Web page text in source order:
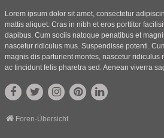
Lorem ipsum dolor sit amet, consectetur
mattis aliquet. Cras in nibh et eros porttitor
dapibus. Cum sociis natoque penatibus et
nascetur ridiculus mus. Suspendisse potenti.
magnis dis parturient montes, nascetur ridiculus
ac tincidunt felis pharetra sed. Aenean viverra
Foren-Übersicht